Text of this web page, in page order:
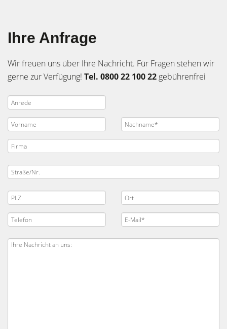
Ihre Anfrage
Wir freuen uns über Ihre Nachricht. Für Fragen stehen wir
gerne zur Verfügung! Tel. 0800 22 100 22 gebührenfrei